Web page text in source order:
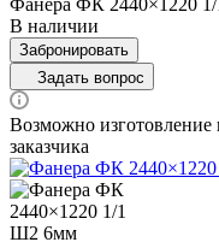
В наличии
Забронировать
Задать вопрос
Возможно изготовление
заказчика